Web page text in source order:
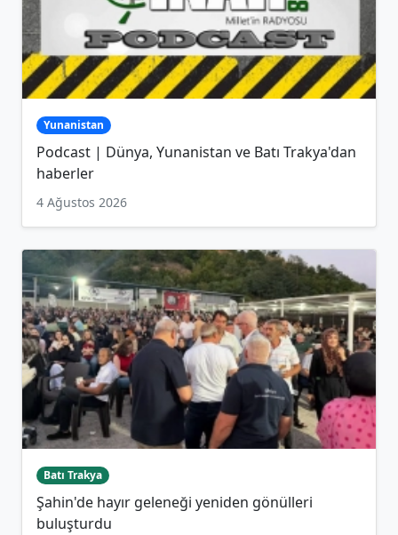
Yunanistan
Podcast | Dünya, Yunanistan ve Batı Trakya'dan
haberler
4 Ağustos 2026
Batı Trakya
Şahin'de hayır geleneği yeniden gönülleri
buluşturdu